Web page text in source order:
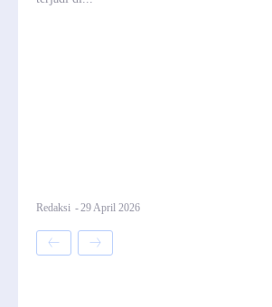
Redaksi -29 April 2026